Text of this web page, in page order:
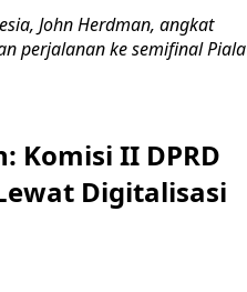
John Herdman, angkat
perjalanan ke semifinal Piala
Komisi II DPRD
Digitalisasi